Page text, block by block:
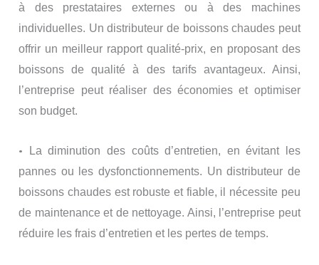
à des prestataires externes ou à des machines
individuelles. Un distributeur de boissons chaudes peut
offrir un meilleur rapport qualité-prix, en proposant des
boissons de qualité à des tarifs avantageux. Ainsi,
l’entreprise peut réaliser des économies et optimiser
son budget.
•
La diminution des coûts d’entretien, en évitant les
pannes ou les dysfonctionnements. Un distributeur de
boissons chaudes est robuste et fiable, il nécessite peu
de maintenance et de nettoyage. Ainsi, l’entreprise peut
réduire les frais d’entretien et les pertes de temps.